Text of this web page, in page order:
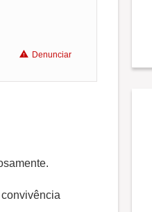
Denunciar